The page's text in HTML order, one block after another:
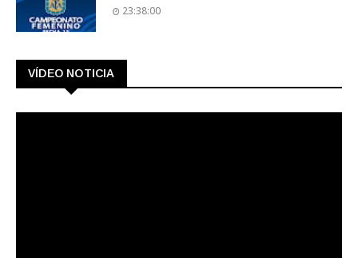
23:38:00
VÍDEO NOTICIA